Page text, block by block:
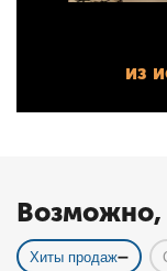
из
Возможно,
Хиты продаж